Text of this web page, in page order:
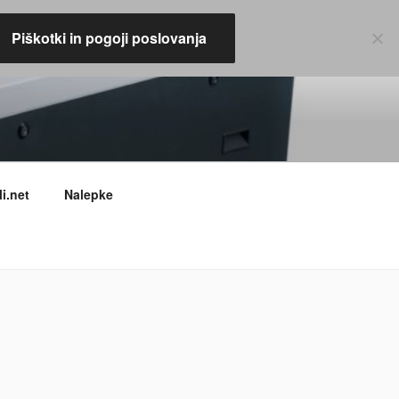
Nalepke
Piškotki in pogoji poslovanja